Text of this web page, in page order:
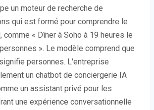
un moteur de recherche de
qui est formé pour comprendre le
comme « Dîner à Soho à 19 heures le
». Le modèle comprend que
personnes. L'entreprise
un chatbot de conciergerie IA
un assistant privé pour les
une expérience conversationnelle